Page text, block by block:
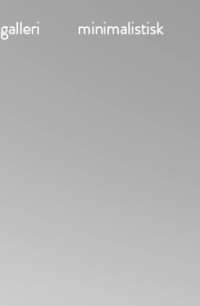
galleri minimalistisk